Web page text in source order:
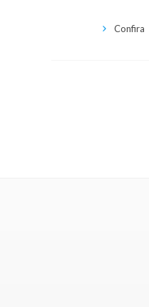
Confira